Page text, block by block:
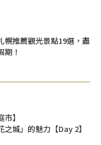
幌推薦觀光景點19選，盡
期！
市】
之城」的魅力【Day 2】